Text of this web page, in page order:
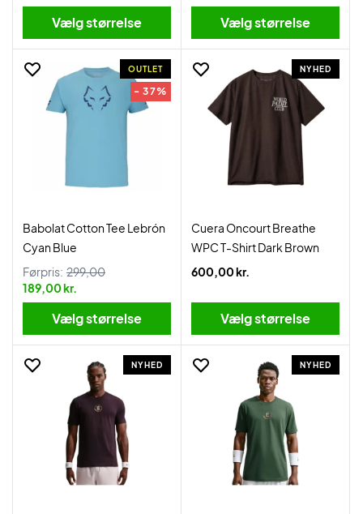
Vælg størrelse Vælg størrelse
OUTLET
- 37%
Babolat Cotton Tee Lebrón
Cyan Blue
Førpris: 299,00
189,00 kr.
Vælg størrelse
NYHED
Cuera Oncourt Breathe
WPC T-Shirt Dark Brown
600,00 kr.
Vælg størrelse
NYHED NYHED